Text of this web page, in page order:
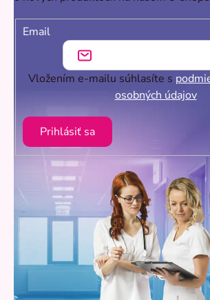
Email
Vložením e-mailu súhlasíte s
osobných údajov
Prihlásiť sa